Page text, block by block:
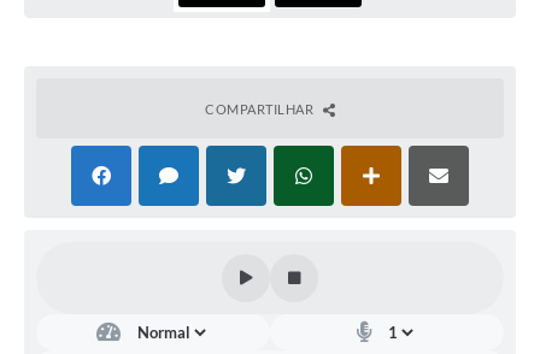
Contratos
Carta de Serviços
COMPARTILHAR